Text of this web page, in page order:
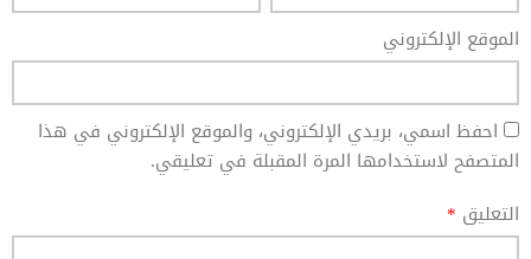
الموقع الإلكتروني
احفظ اسمي، بريدي الإلكتروني، والموقع الإلكتروني في هذا
المتصفح لاستخدامها المرة المقبلة في تعليقي.
التعليق *